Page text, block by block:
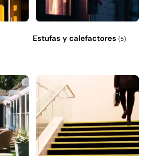
Estufas y calefactores (5)